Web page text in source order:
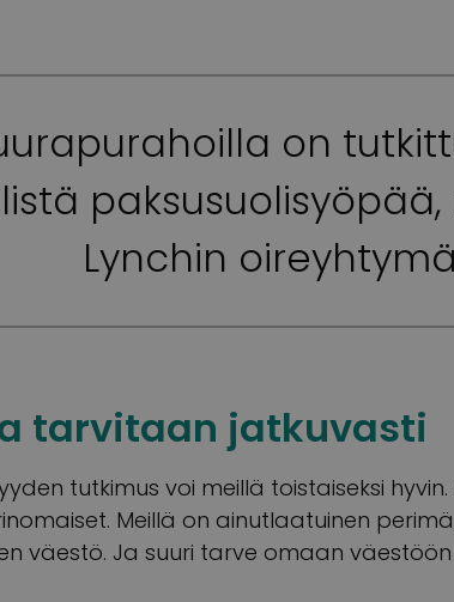
on
Lynchin
tarvitaan jatkuvasti
tutkimus voi meillä toistaiseksi
Meillä on ainutlaatuinen
väestö. Ja suuri tarve omaan